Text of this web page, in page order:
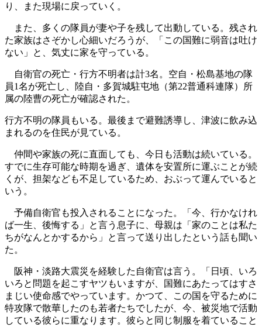
り、また現場に戻っていく。
また、多くの隊員が妻や子を残して出動している。残され
た家族はさぞかし心細いだろうが、「この国難に弱音は吐け
ない」と、気丈に家を守っている。
自衛官の死亡・行方不明者は計3名。空自・松島基地の隊
員1名が死亡し、陸自・多賀城駐屯地（第22普通科連隊）所
属の陸曹の死亡が確認された。
行方不明の隊員もいる。最後まで避難誘導し、津波に飲み込
まれるのを住民が見ている。
仲間や家族の死に直面しても、今日も活動は続いている。
すでに生存可能な時期を過ぎ、遺体を安置所に運ぶことが続
くが、担架なども不足しているため、おぶって運んでいると
いう。
予備自衛官も投入されることになった。「今、行かなけれ
ば一生、後悔する」と言う息子に、母親は「家のことは私た
ちがなんとかするから」と言って送り出したという話も聞い
た。
阪神・淡路大震災を経験した自衛官は言う。「日頃、いろ
いろと問題を起こすヤツもいますが、国難にあたってはすさ
まじい使命感でやっています。かつて、この国を守るために
特攻隊で散華したのも若者たちでしたが、今、被災地で活動
している彼らに重なります。彼らと同じ制服を着ていること